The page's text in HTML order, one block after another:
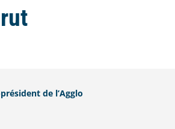
de l’Agglo